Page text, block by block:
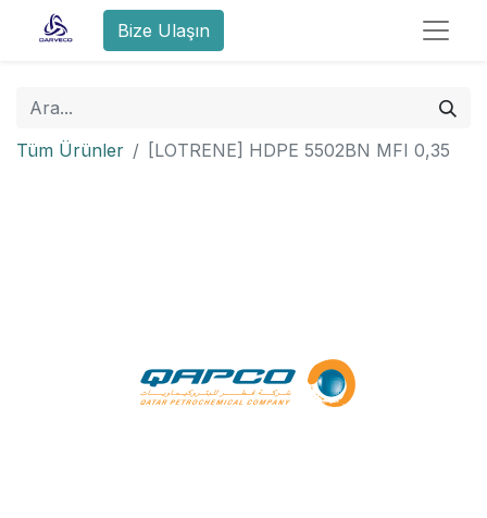
Bize Ulaşın
Tüm Ürünler [LOTRENE] HDPE 5502BN MFI 0,35